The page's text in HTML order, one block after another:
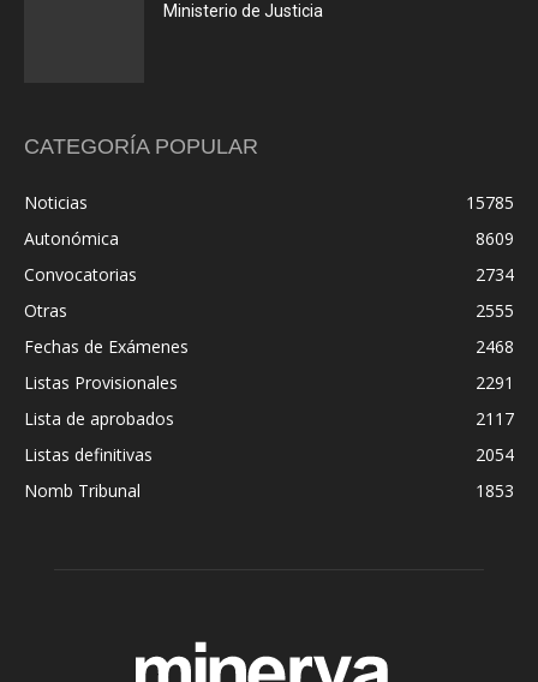
Ministerio de Justicia
CATEGORÍA POPULAR
Noticias
15785
Autonómica
8609
Convocatorias
2734
Otras
2555
Fechas de Exámenes
2468
Listas Provisionales
2291
Lista de aprobados
2117
Listas definitivas
2054
Nomb Tribunal
1853